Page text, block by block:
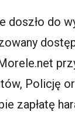
doszło do
Policję
zapłatę